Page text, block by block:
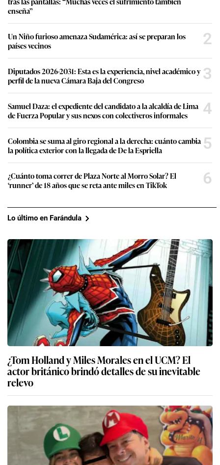
enseña”
Un Niño furioso amenaza Sudamérica: así se preparan los
países vecinos
2
Diputados 2026-2031: Esta es la experiencia, nivel académico y
perfil de la nueva Cámara Baja del Congreso
3
Samuel Daza: el expediente del candidato a la alcaldía de Lima
de Fuerza Popular y sus nexos con colectiveros informales
4
Colombia se suma al giro regional a la derecha: cuánto cambia
la política exterior con la llegada de De la Espriella
5
¿Cuánto toma correr de Plaza Norte al Morro Solar? El
‘runner’ de 18 años que se reta ante miles en TikTok
6
Lo último en Farándula
¿Tom Holland y Miles Morales en el UCM? El
actor británico brindó detalles de su inevitable
relevo